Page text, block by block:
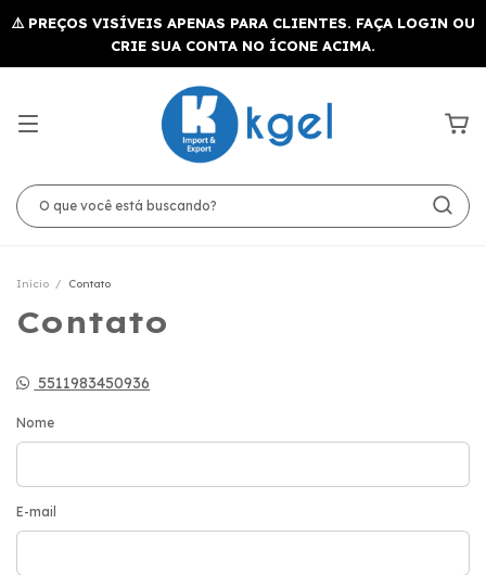
Início / Contato
Contato
5511983450936
Nome
E-mail